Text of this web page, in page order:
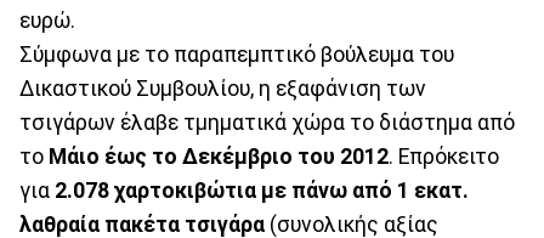
ευρώ.
Σύμφωνα με το παραπεμπτικό βούλευμα του
Δικαστικού Συμβουλίου, η εξαφάνιση των
τσιγάρων έλαβε τμηματικά χώρα το διάστημα από
το Μάιο έως το Δεκέμβριο του 2012. Επρόκειτο
για 2.078 χαρτοκιβώτια με πάνω από 1 εκατ.
λαθραία πακέτα τσιγάρα (συνολικής αξίας